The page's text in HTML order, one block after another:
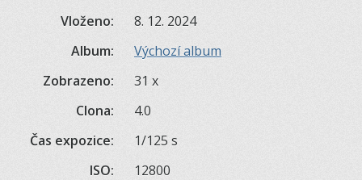
Vloženo:
8. 12. 2024
Album:
Výchozí album
Zobrazeno:
31 x
Clona:
4.0
Čas expozice:
1/125 s
ISO:
12800